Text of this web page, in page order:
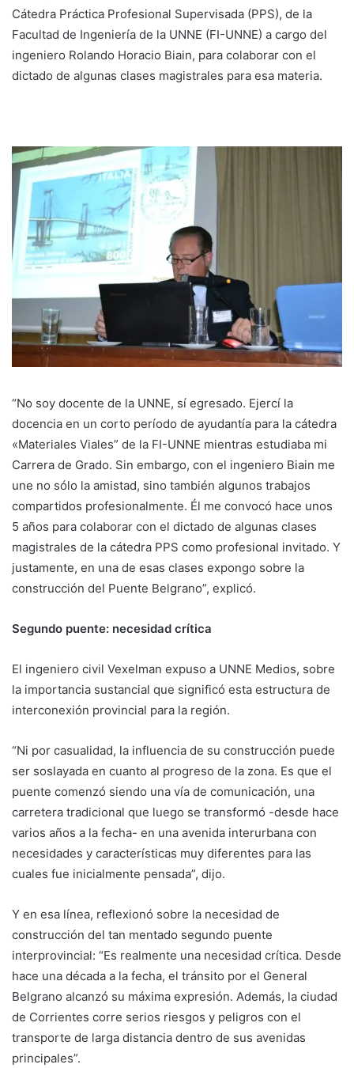
Cátedra Práctica Profesional Supervisada (PPS), de la
Facultad de Ingeniería de la UNNE (FI-UNNE) a cargo del
ingeniero Rolando Horacio Biain, para colaborar con el
dictado de algunas clases magistrales para esa materia.
“No soy docente de la UNNE, sí egresado. Ejercí la
docencia en un corto período de ayudantía para la cátedra
«Materiales Viales” de la FI-UNNE mientras estudiaba mi
Carrera de Grado. Sin embargo, con el ingeniero Biain me
une no sólo la amistad, sino también algunos trabajos
compartidos profesionalmente. Él me convocó hace unos
5 años para colaborar con el dictado de algunas clases
magistrales de la cátedra PPS como profesional invitado. Y
justamente, en una de esas clases expongo sobre la
construcción del Puente Belgrano”, explicó.
Segundo puente: necesidad crítica
El ingeniero civil Vexelman expuso a UNNE Medios, sobre
la importancia sustancial que significó esta estructura de
interconexión provincial para la región.
“Ni por casualidad, la influencia de su construcción puede
ser soslayada en cuanto al progreso de la zona. Es que el
puente comenzó siendo una vía de comunicación, una
carretera tradicional que luego se transformó -desde hace
varios años a la fecha- en una avenida interurbana con
necesidades y características muy diferentes para las
cuales fue inicialmente pensada”, dijo.
Y en esa línea, reflexionó sobre la necesidad de
construcción del tan mentado segundo puente
interprovincial: “Es realmente una necesidad crítica. Desde
hace una década a la fecha, el tránsito por el General
Belgrano alcanzó su máxima expresión. Además, la ciudad
de Corrientes corre serios riesgos y peligros con el
transporte de larga distancia dentro de sus avenidas
principales”.